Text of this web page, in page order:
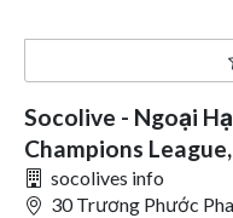
Socolive - Ngoại
Champions
socolives info
30 Trương Phước